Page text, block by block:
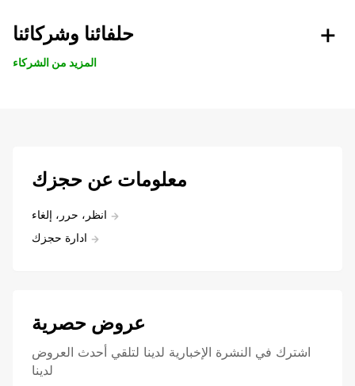
حلفائنا وشركائنا
المزيد من الشركاء
معلومات عن حجزك
انظر، حرر، إلغاء
ادارة حجزك
عروض حصرية
اشترك في النشرة الإخبارية لدينا لتلقي أحدث العروض
لدينا